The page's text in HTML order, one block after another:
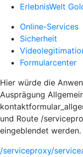
ErlebnisWelt
Online-Services
Sicherheit
Formularcenter
Hier würde die
Ausprägung
und Route /
eingeblendet werden.
/serviceproxy/